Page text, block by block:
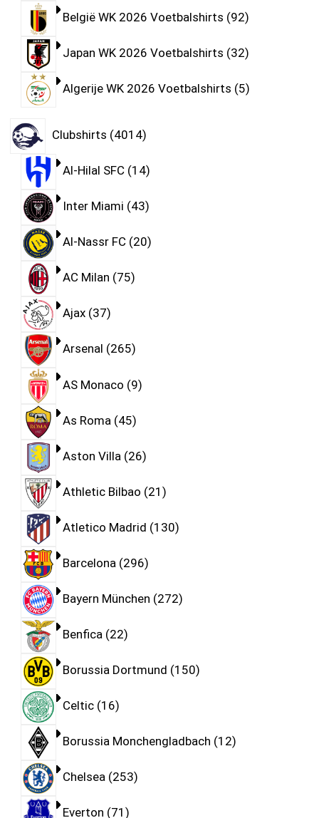
België WK 2026 Voetbalshirts 92
Japan WK 2026 Voetbalshirts 32
Algerije WK 2026 Voetbalshirts 5
Clubshirts 4014
Al-Hilal SFC 14
Inter Miami 43
Al-Nassr FC 20
AC Milan 75
Ajax 37
Arsenal 265
AS Monaco 9
As Roma 45
Aston Villa 26
Athletic Bilbao 21
Atletico Madrid 130
Barcelona 296
Bayern München 272
Benfica 22
Borussia Dortmund 150
Celtic 16
Borussia Monchengladbach 12
Chelsea 253
Everton 71